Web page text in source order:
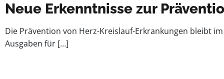
Neue Erkenntnisse zur
Die Prävention von Herz-Kreislauf-Erkrankungen bleibt
Ausgaben für […]